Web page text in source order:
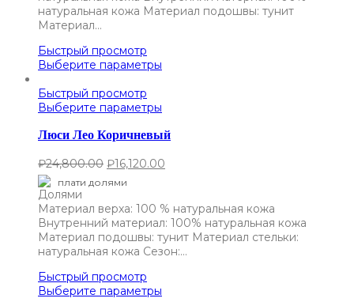
натуральная кожа Материал подошвы: тунит
Материал…
Быстрый просмотр
Выберите параметры
Быстрый просмотр
Выберите параметры
Люси Лео Коричневый
₽24,800.00 ₽16,120.00
плати долями
Материал верха: 100 % натуральная кожа
Внутренний материал: 100% натуральная кожа
Материал подошвы: тунит Материал стельки:
натуральная кожа Сезон:…
Быстрый просмотр
Выберите параметры